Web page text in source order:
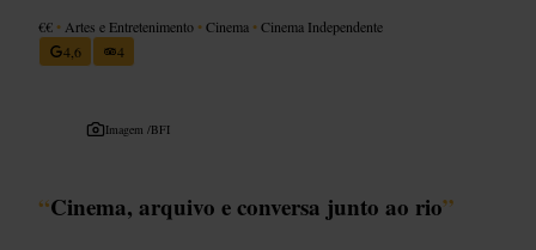
€€ • Artes e Entretenimento •Cinema •Cinema Independente
4,6
4
Imagem /BFI
“Cinema, arquivo e conversa junto ao rio”